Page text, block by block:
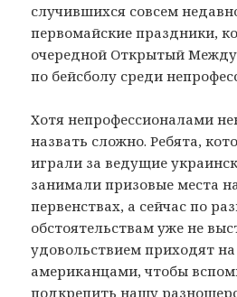
случившихся совсем
первомайские праздники,
очередной Открытый
по бейсболу среди
Хотя непрофессионалами
назвать сложно. Ребята,
играли за ведущие
занимали призовые места
первенствах, а сейчас по
обстоятельствам уже не
удовольствием приходят на
американцами, чтобы
подкрепить нашу